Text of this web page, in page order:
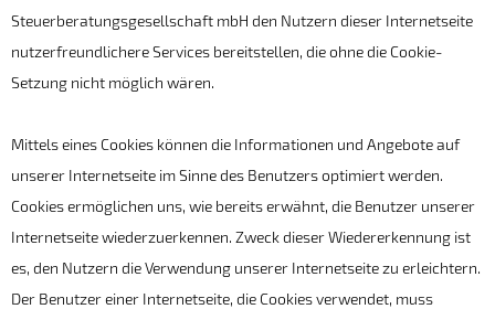
Steuerberatungsgesellschaft mbH den Nutzern dieser Internetseite
nutzerfreundlichere Services bereitstellen, die ohne die Cookie-
Setzung nicht möglich wären.
Mittels eines Cookies können die Informationen und Angebote auf
unserer Internetseite im Sinne des Benutzers optimiert werden.
Cookies ermöglichen uns, wie bereits erwähnt, die Benutzer unserer
Internetseite wiederzuerkennen. Zweck dieser Wiedererkennung ist
es, den Nutzern die Verwendung unserer Internetseite zu erleichtern.
Der Benutzer einer Internetseite, die Cookies verwendet, muss